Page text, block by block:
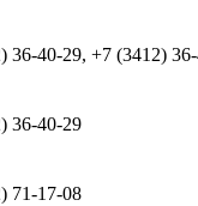
36-40-29, +7 (3412)
36-40-29
71-17-08